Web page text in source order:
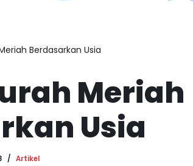
Berdasarkan Usia
Meriah
Usia
Artikel